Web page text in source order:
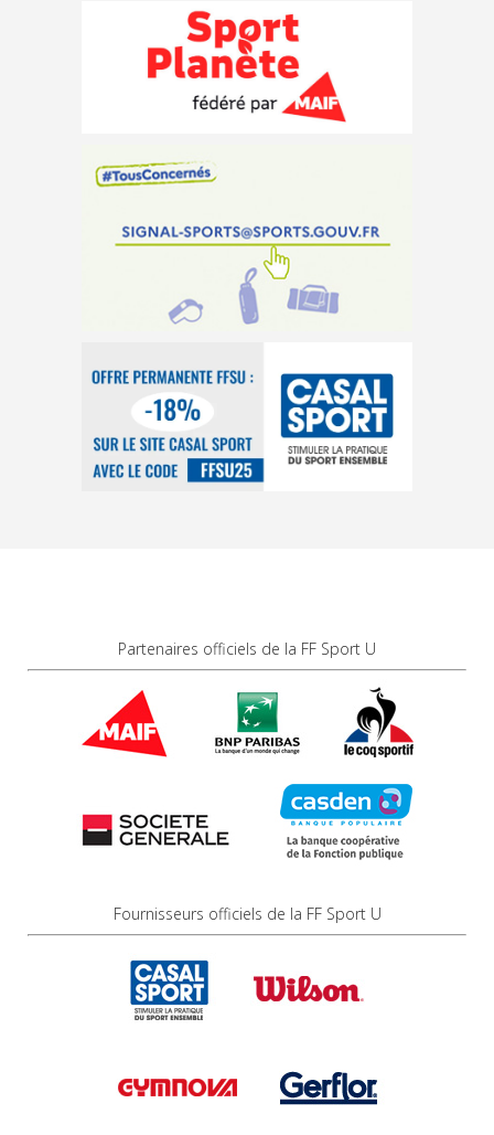
Partenaires officiels de la FF Sport U
Fournisseurs officiels de la FF Sport U